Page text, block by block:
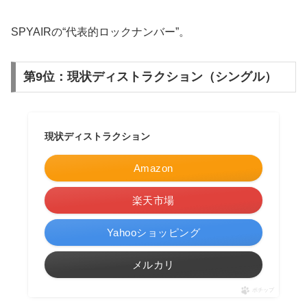
SPYAIRの“代表的ロックナンバー”。
第9位：現状ディストラクション（シングル）
現状ディストラクション
Amazon
楽天市場
Yahooショッピング
メルカリ
ポチップ